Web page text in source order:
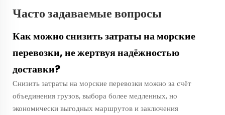
Часто задаваемые вопросы
Как можно снизить затраты на морские
перевозки, не жертвуя надёжностью
доставки?
Снизить затраты на морские перевозки можно за счёт
объединения грузов, выбора более медленных, но
экономически выгодных маршрутов и заключения